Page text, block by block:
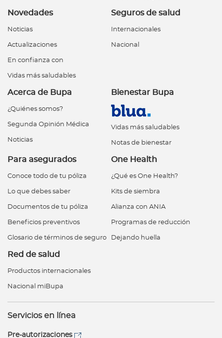
Novedades
Noticias
Actualizaciones
En confianza con
Vidas más saludables
Seguros de salud
Internacionales
Nacional
Acerca de Bupa
¿Quiénes somos?
Segunda Opinión Médica
Noticias
Bienestar Bupa
Vidas más saludables
Notas de bienestar
Para asegurados
Conoce todo de tu póliza
Lo que debes saber
Documentos de tu póliza
Beneficios preventivos
Glosario de términos de seguro
One Health
¿Qué es One Health?
Kits de siembra
Alianza con ANIA
Programas de reducción
Dejando huella
Red de salud
Productos internacionales
Nacional miBupa
Servicios en línea
Pre-autorizaciones